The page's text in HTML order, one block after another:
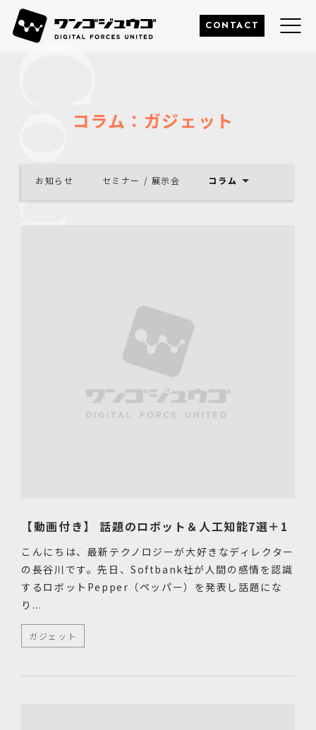
このページの本文へ
株式会社ワンゴジュウゴ CONTACT
コラム：ガジェット
お知らせ セミナー / 展示会 コラム
【動画付き】 話題のロボット＆人工知能7選＋1
こんにちは、最新テクノロジーが大好きなディレクター
の長谷川です。先日、Softbank社が人間の感情を認識
するロボットPepper（ペッパー）を発表し話題にな
り...
ガジェット